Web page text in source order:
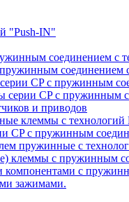
"Push-IN"
соединением с
соединением
CP с пружинным
серии CP с пружинным
и приводов
клеммы с технологий
CP с пружинным
пружинные с
клеммы с пружинным
с
зажимами.